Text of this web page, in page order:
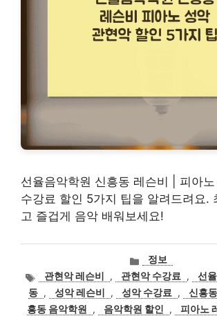
선율음악학원 신흥동 레슨비 | 피아
수강료 할인 5가지 팁을 알려드려요.
고 즐겁게 음악 배워보세요!
카
테
고
리
정보
태관현악 레슨비 , 관현악 수강료 ,
선
동 , 성악 레슨비 , 성악 수강료 , 신흥
흥동 음악학원
, 음악학원 할인 , 피아노